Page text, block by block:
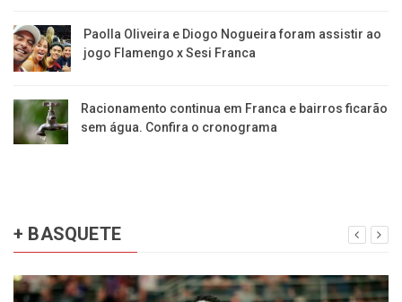
Paolla Oliveira e Diogo Nogueira foram assistir ao
jogo Flamengo x Sesi Franca
Racionamento continua em Franca e bairros ficarão
sem água. Confira o cronograma
+ BASQUETE